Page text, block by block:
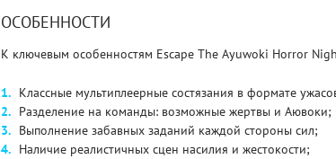
ОСОБЕННОСТИ
К ключевым особенностям Escape The Ayuwoki Horror
Классные мультиплеерные состязания в формате
Разделение на команды: возможные жертвы и Аювоки;
Выполнение забавных заданий каждой стороны сил;
Наличие реалистичных сцен насилия и жестокости;